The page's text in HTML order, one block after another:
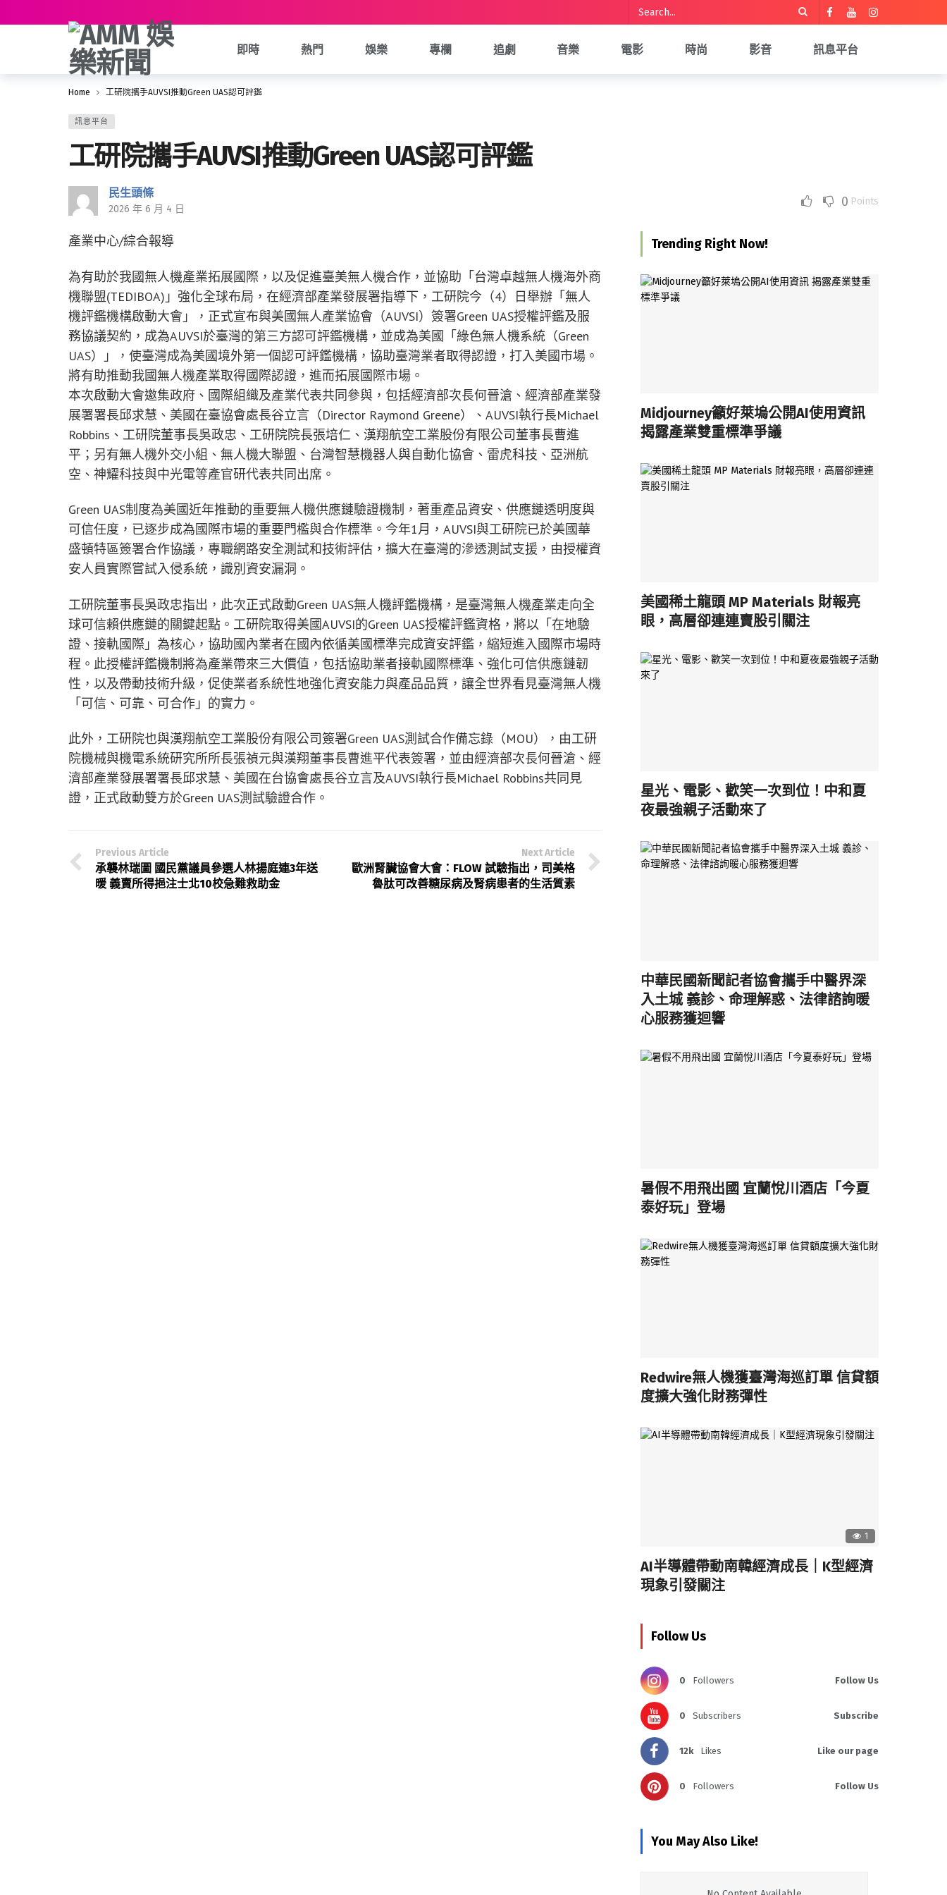
即時 熱門 娛樂 專欄 追劇 音樂 電影 時尚 影音 訊息平台
Home 工研院攜手AUVSI推動Green UAS認可評鑑
訊息平台
工研院攜手AUVSI推動Green UAS認可評鑑
民生頭條
2026 年 6 月 4 日 0 Points
產業中心/綜合報導
為有助於我國無人機產業拓展國際，以及促進臺美無人機合作，並協助「台灣卓越無人機海外商
機聯盟(TEDIBOA)」強化全球布局，在經濟部產業發展署指導下，工研院今（4）日舉辦「無人
機評鑑機構啟動大會」，正式宣布與美國無人產業協會（AUVSI）簽署Green UAS授權評鑑及服
務協議契約，成為AUVSI於臺灣的第三方認可評鑑機構，並成為美國「綠色無人機系統（Green
UAS）」，使臺灣成為美國境外第一個認可評鑑機構，協助臺灣業者取得認證，打入美國市場。
將有助推動我國無人機產業取得國際認證，進而拓展國際市場。
本次啟動大會邀集政府、國際組織及產業代表共同參與，包括經濟部次長何晉滄、經濟部產業發
展署署長邱求慧、美國在臺協會處長谷立言（Director Raymond Greene）、AUVSI執行長Michael
Robbins、工研院董事長吳政忠、工研院院長張培仁、漢翔航空工業股份有限公司董事長曹進
平；另有無人機外交小組、無人機大聯盟、台灣智慧機器人與自動化協會、雷虎科技、亞洲航
空、神耀科技與中光電等產官研代表共同出席。
Green UAS制度為美國近年推動的重要無人機供應鏈驗證機制，著重產品資安、供應鏈透明度與
可信任度，已逐步成為國際市場的重要門檻與合作標準。今年1月，AUVSI與工研院已於美國華
盛頓特區簽署合作協議，專職網路安全測試和技術評估，擴大在臺灣的滲透測試支援，由授權資
安人員實際嘗試入侵系統，識別資安漏洞。
工研院董事長吳政忠指出，此次正式啟動Green UAS無人機評鑑機構，是臺灣無人機產業走向全
球可信賴供應鏈的關鍵起點。工研院取得美國AUVSI的Green UAS授權評鑑資格，將以「在地驗
證、接軌國際」為核心，協助國內業者在國內依循美國標準完成資安評鑑，縮短進入國際市場時
程。此授權評鑑機制將為產業帶來三大價值，包括協助業者接軌國際標準、強化可信供應鏈韌
性，以及帶動技術升級，促使業者系統性地強化資安能力與產品品質，讓全世界看見臺灣無人機
「可信、可靠、可合作」的實力。
此外，工研院也與漢翔航空工業股份有限公司簽署Green UAS測試合作備忘錄（MOU），由工研
院機械與機電系統研究所所長張禎元與漢翔董事長曹進平代表簽署，並由經濟部次長何晉滄、經
濟部產業發展署署長邱求慧、美國在台協會處長谷立言及AUVSI執行長Michael Robbins共同見
證，正式啟動雙方於Green UAS測試驗證合作。
Previous Article
承襲林瑞圖 國民黨議員參選人林揚庭連3年送
暖 義賣所得挹注士北10校急難救助金
Next Article
歐洲腎臟協會大會：FLOW 試驗指出，司美格
魯肽可改善糖尿病及腎病患者的生活質素
Trending Right Now!
Midjourney籲好萊塢公開AI使用資訊
揭露產業雙重標準爭議
美國稀土龍頭 MP Materials 財報亮
眼，高層卻連連賣股引關注
星光、電影、歡笑一次到位！中和夏
夜最強親子活動來了
中華民國新聞記者協會攜手中醫界深
入土城 義診、命理解惑、法律諮詢暖
心服務獲迴響
暑假不用飛出國 宜蘭悅川酒店「今夏
泰好玩」登場
Redwire無人機獲臺灣海巡訂單 信貸額
度擴大強化財務彈性
1
AI半導體帶動南韓經濟成長｜K型經濟
現象引發關注
Follow Us
0 Followers Follow Us
0 Subscribers Subscribe
12k Likes Like our page
0 Followers Follow Us
You May Also Like!